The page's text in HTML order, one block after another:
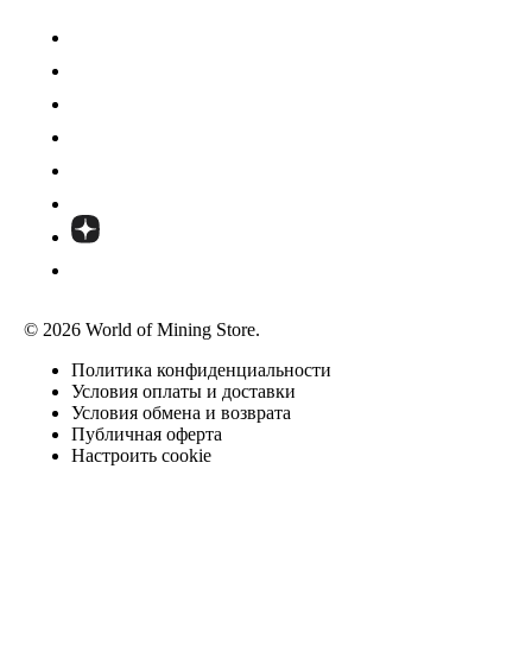
© 2026 World of Mining Store.
Политика конфиденциальности
Условия оплаты и доставки
Условия обмена и возврата
Публичная оферта
Настроить cookie